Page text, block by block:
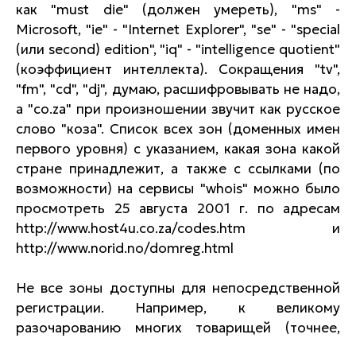
как "must die" (должен умереть), "ms" -
Microsoft, "ie" - "Internet Explorer", "se" - "special
(или second) edition", "iq" - "intelligence quotient"
(коэффициент интеллекта). Сокращения "tv",
"fm", "cd", "dj", думаю, расшифровывать не надо,
а "co.za" при произношении звучит как русское
слово "коза". Список всех зон (доменных имен
первого уровня) с указанием, какая зона какой
стране принадлежит, а также с ссылками (по
возможности) на сервисы "whois" можно было
просмотреть 25 августа 2001 г. по адресам
http://www.host4u.co.za/codes.htm и
http://www.norid.no/domreg.html
Не все зоны доступны для непосредственной
регистрации. Например, к великому
разочарованию многих товарищей (точнее,